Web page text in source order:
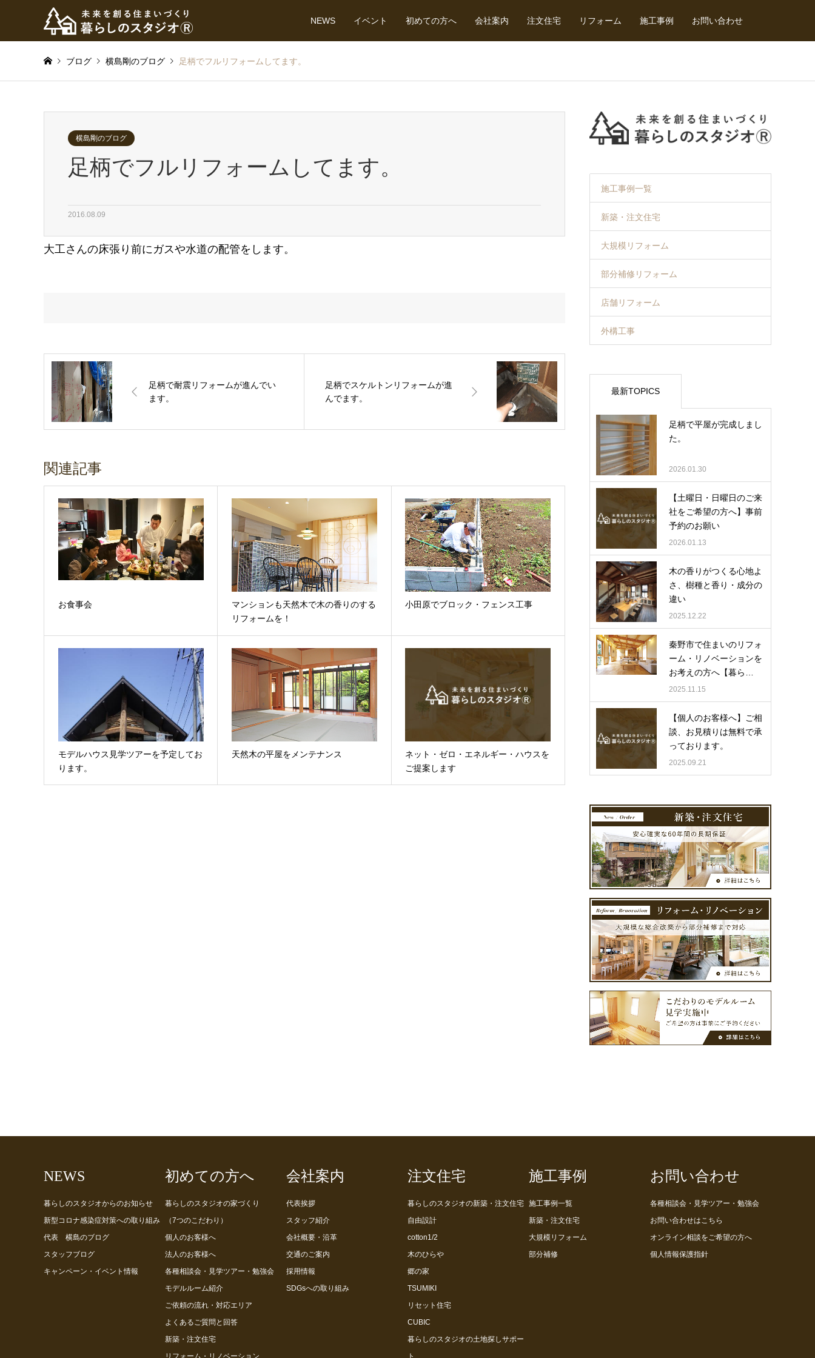
NEWS イベント 初めての方へ 会社案内 注文住宅 リフォーム 施工事例 お問い合わせ
ブログ 横島剛のブログ 足柄でフルリフォームしてます。
横島剛のブログ
足柄でフルリフォームしてます。
2016.08.09
大工さんの床張り前にガスや水道の配管をします。
足柄で耐震リフォームが進んでい
ます。
足柄でスケルトンリフォームが進
んでます。
関連記事
お食事会
マンションも天然木で木の香りのする
リフォームを！
小田原でブロック・フェンス工事
モデルハウス見学ツアーを予定してお
ります。
天然木の平屋をメンテナンス
ネット・ゼロ・エネルギー・ハウスを
ご提案します
施工事例一覧
新築・注文住宅
大規模リフォーム
部分補修リフォーム
店舗リフォーム
外構工事
最新TOPICS
足柄で平屋が完成しまし
た。
2026.01.30
【土曜日・日曜日のご来
社をご希望の方へ】事前
予約のお願い
2026.01.13
木の香りがつくる心地よ
さ、樹種と香り・成分の
違い
2025.12.22
秦野市で住まいのリフォ
ーム・リノベーションを
お考えの方へ【暮ら…
2025.11.15
【個人のお客様へ】ご相
談、お見積りは無料で承
っております。
2025.09.21
NEWS
暮らしのスタジオからのお知らせ
新型コロナ感染症対策への取り組み
代表 横島のブログ
スタッフブログ
キャンペーン・イベント情報
初めての方へ
暮らしのスタジオの家づくり
（7つのこだわり）
個人のお客様へ
法人のお客様へ
各種相談会・見学ツアー・勉強会
モデルルーム紹介
ご依頼の流れ・対応エリア
よくあるご質問と回答
新築・注文住宅
リフォーム・リノベーション
会社案内
代表挨拶
スタッフ紹介
会社概要・沿革
交通のご案内
採用情報
SDGsへの取り組み
注文住宅
暮らしのスタジオの新築・注文住宅
自由設計
cotton1/2
木のひらや
郷の家
TSUMIKI
リセット住宅
CUBIC
暮らしのスタジオの土地探しサポー
ト
施工事例
施工事例一覧
新築・注文住宅
大規模リフォーム
部分補修
お問い合わせ
各種相談会・見学ツアー・勉強会
お問い合わせはこちら
オンライン相談をご希望の方へ
個人情報保護指針